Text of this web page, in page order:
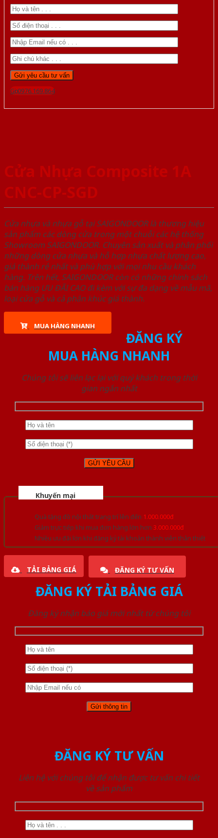
Gọi 0976.169.864
Cửa Nhựa Composite 1A
CNC-CP-SGD
Cửa nhựa và nhựa gỗ tại SAIGONDOOR là thương hiệu
sản phẩm các dòng cửa trong một chuỗi các hệ thống
Showroom SAIGONDOOR. Chuyên sản xuất và phân phối
những dòng cửa nhựa và hỗ hợp nhựa chất lượng cao,
giá thành rẻ nhất và phù hợp với mọi nhu cầu khách
hàng. Trên hết, SAIGONDOOR còn có những chính sách
bán hàng ƯU ĐÃI CAO đi kèm với sự đa dạng về mẫu mã,
loại cửa gỗ và cả phân khúc giá thành.
MUA HÀNG NHANH
ĐĂNG KÝ
MUA HÀNG NHANH
Chúng tôi sẽ liên lạc lại với quý khách trong thời
gian ngắn nhất
Khuyến mại
Quà tặng đồ nội thất trang trí lên đến 1.000.000đ
Giảm trực tiếp khi mua đơn hàng lớn hơn 3.000.000đ
Nhiều ưu đãi lớn khi đăng ký tài khoản thành viên thân thiết
TẢI BẢNG GIÁ ĐĂNG KÝ TƯ VẤN
ĐĂNG KÝ TẢI BẢNG GIÁ
Đăng ký nhận báo giá mới nhất từ chúng tôi
ĐĂNG KÝ TƯ VẤN
Liên hệ với chúng tôi để nhận được tư vấn chi tiết
về sản phẩm